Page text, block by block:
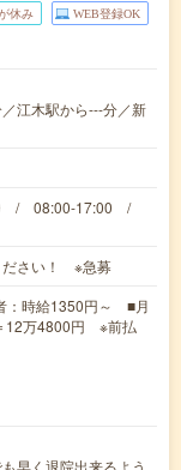
休み WEB登録OK
江木駅から---分／新
/ 08:00-17:00 /
ださい！ ※急募
：時給1350円～ ■月
12万4800円 ※前払
早く退院出来るよう